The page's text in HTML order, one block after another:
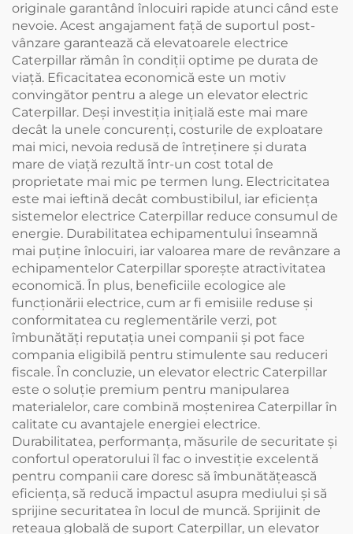
originale garantând înlocuiri rapide atunci când este
nevoie. Acest angajament față de suportul post-
vânzare garantează că elevatoarele electrice
Caterpillar rămân în condiții optime pe durata de
viață. Eficacitatea economică este un motiv
convingător pentru a alege un elevator electric
Caterpillar. Deși investiția inițială este mai mare
decât la unele concurenți, costurile de exploatare
mai mici, nevoia redusă de întreținere și durata
mare de viață rezultă într-un cost total de
proprietate mai mic pe termen lung. Electricitatea
este mai ieftină decât combustibilul, iar eficiența
sistemelor electrice Caterpillar reduce consumul de
energie. Durabilitatea echipamentului înseamnă
mai puține înlocuiri, iar valoarea mare de revânzare a
echipamentelor Caterpillar sporește atractivitatea
economică. În plus, beneficiile ecologice ale
funcționării electrice, cum ar fi emisiile reduse și
conformitatea cu reglementările verzi, pot
îmbunătăți reputația unei companii și pot face
compania eligibilă pentru stimulente sau reduceri
fiscale. În concluzie, un elevator electric Caterpillar
este o soluție premium pentru manipularea
materialelor, care combină moștenirea Caterpillar în
calitate cu avantajele energiei electrice.
Durabilitatea, performanța, măsurile de securitate și
confortul operatorului îl fac o investiție excelentă
pentru companii care doresc să îmbunătățească
eficiența, să reducă impactul asupra mediului și să
sprijine securitatea în locul de muncă. Sprijinit de
rețeaua globală de suport Caterpillar, un elevator